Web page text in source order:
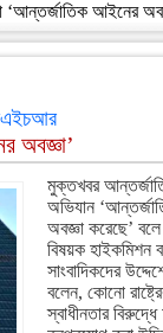
‘আন্তর্জাতিক আইনের
অবজ্ঞা’
মুক্তখবর
অভিযান
অবজ্ঞা করেছে’
বিষয়ক
সাংবাদিকদের
বলেন, কোনো
স্বাধীনতার